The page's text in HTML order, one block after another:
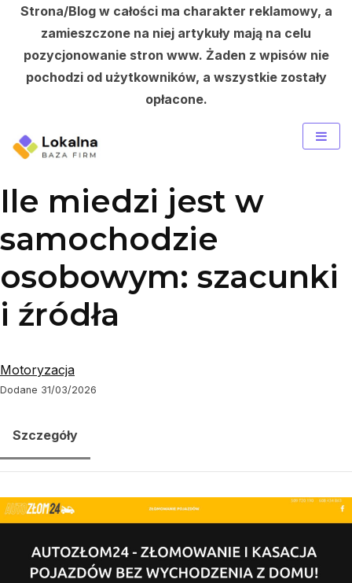
Strona/Blog w całości ma charakter reklamowy, a
zamieszczone na niej artykuły mają na celu
pozycjonowanie stron www. Żaden z wpisów nie
pochodzi od użytkowników, a wszystkie zostały
opłacone.
content
Ile miedzi jest w
samochodzie
osobowym: szacunki
i źródła
Motoryzacja
Dodane 31/03/2026
Szczegóły